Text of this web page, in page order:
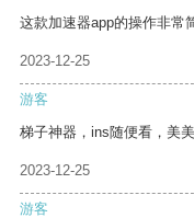
这款加速器app的操作非常
2023-12-25
游客
梯子神器，ins随便看，美美
2023-12-25
游客